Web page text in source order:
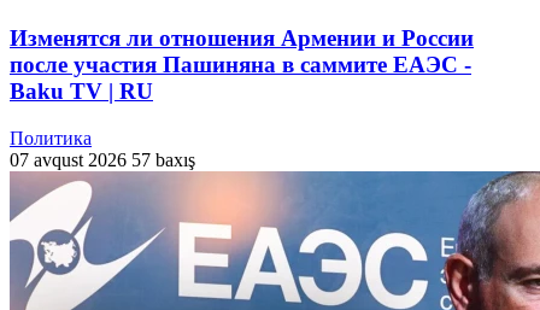
Изменятся ли отношения Армении и России
после участия Пашиняна в саммите ЕАЭС -
Baku TV | RU
Политика
07 avqust 2026 57 baxış